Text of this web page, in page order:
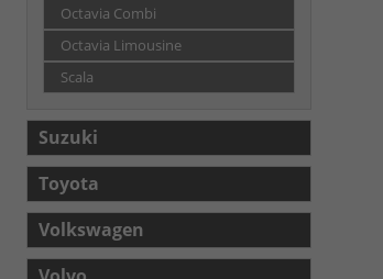
Octavia Combi
Octavia Limousine
Scala
Suzuki
Toyota
Volkswagen